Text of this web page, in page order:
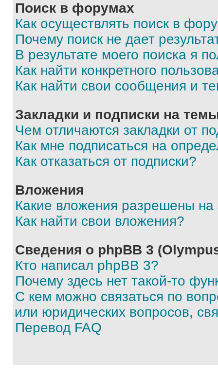
Поиск в форумах
Как осуществлять поиск в
Почему поиск не дает
В результате моего поиска я
Как найти конкретного
Как найти свои сообщения и
Закладки и подписки на
Чем отличаются закладки от
Как мне подписаться на
Как отказаться от подписки?
Вложения
Какие вложения разрешены
Как найти свои вложения?
Сведения о phpBB 3
Кто написал phpBB 3?
Почему здесь нет такой-то
С кем можно связаться по
или юридических вопросов,
Перевод FAQ